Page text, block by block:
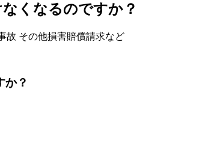
くなるのですか？
故 その他損害賠償請求など
か？